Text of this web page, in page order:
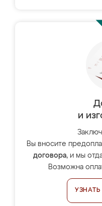
и
Вы вносите
договора, и мы
Возможна